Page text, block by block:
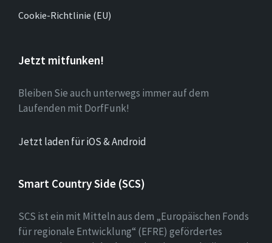
Cookie-Richtlinie (EU)
Jetzt mitfunken!
Bleiben Sie auch unterwegs immer auf dem
Laufenden mit DorfFunk!
Jetzt laden für iOS & Android
Smart Country Side (SCS)
SCS ist ein mit Mitteln aus dem „Europäischen Fonds
für regionale Entwicklung“ (EFRE) gefördertes